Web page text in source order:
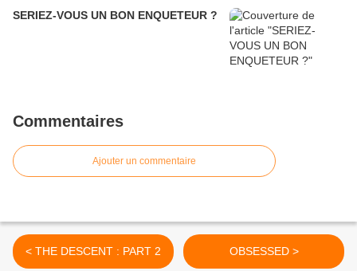
SERIEZ-VOUS UN BON ENQUETEUR ?
Commentaires
Ajouter un commentaire
< THE DESCENT : PART 2 OBSESSED >